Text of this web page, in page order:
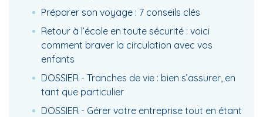
Préparer son voyage : 7 conseils clés
Retour à l’école en toute sécurité : voici
comment braver la circulation avec vos
enfants
DOSSIER - Tranches de vie : bien s’assurer, en
tant que particulier
DOSSIER - Gérer votre entreprise tout en étant